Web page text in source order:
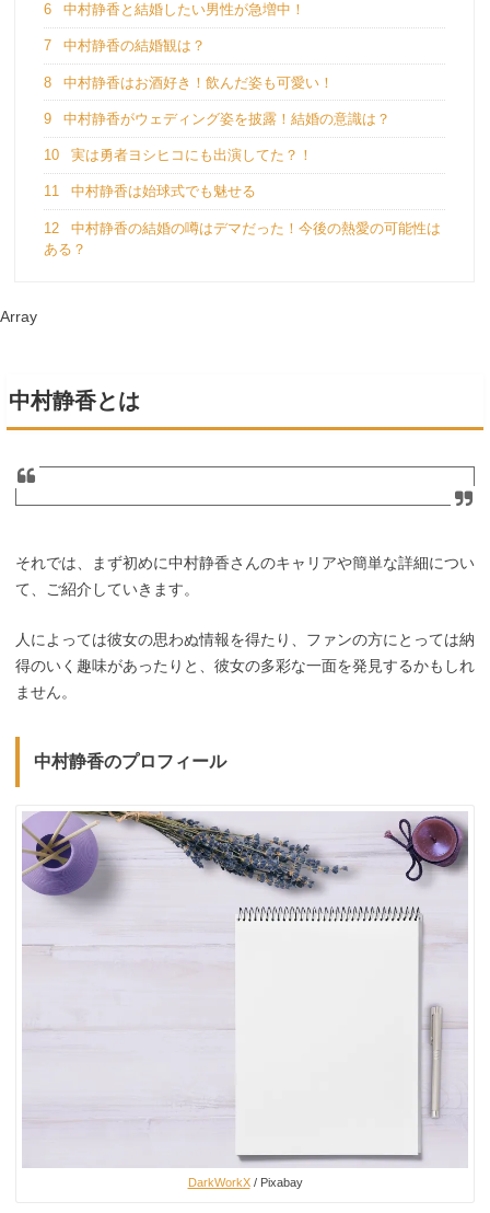
6 中村静香と結婚したい男性が急増中！
7 中村静香の結婚観は？
8 中村静香はお酒好き！飲んだ姿も可愛い！
9 中村静香がウェディング姿を披露！結婚の意識は？
10 実は勇者ヨシヒコにも出演してた？！
11 中村静香は始球式でも魅せる
12
中村静香の結婚の噂はデマだった！今後の熱愛の可能性は
ある？
Array
中村静香とは
それでは、まず初めに中村静香さんのキャリアや簡単な詳細につい
て、ご紹介していきます。
人によっては彼女の思わぬ情報を得たり、ファンの方にとっては納
得のいく趣味があったりと、彼女の多彩な一面を発見するかもしれ
ません。
中村静香のプロフィール
DarkWorkX/ Pixabay